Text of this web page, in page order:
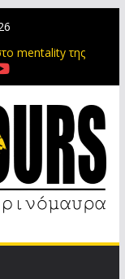
της
mentality της
νικητής (video)
και Πήλιος
είναι πολύ
για το Super